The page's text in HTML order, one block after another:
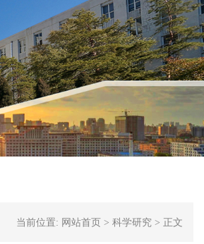
当前位置: 网站首页 > 科学研究 > 正文